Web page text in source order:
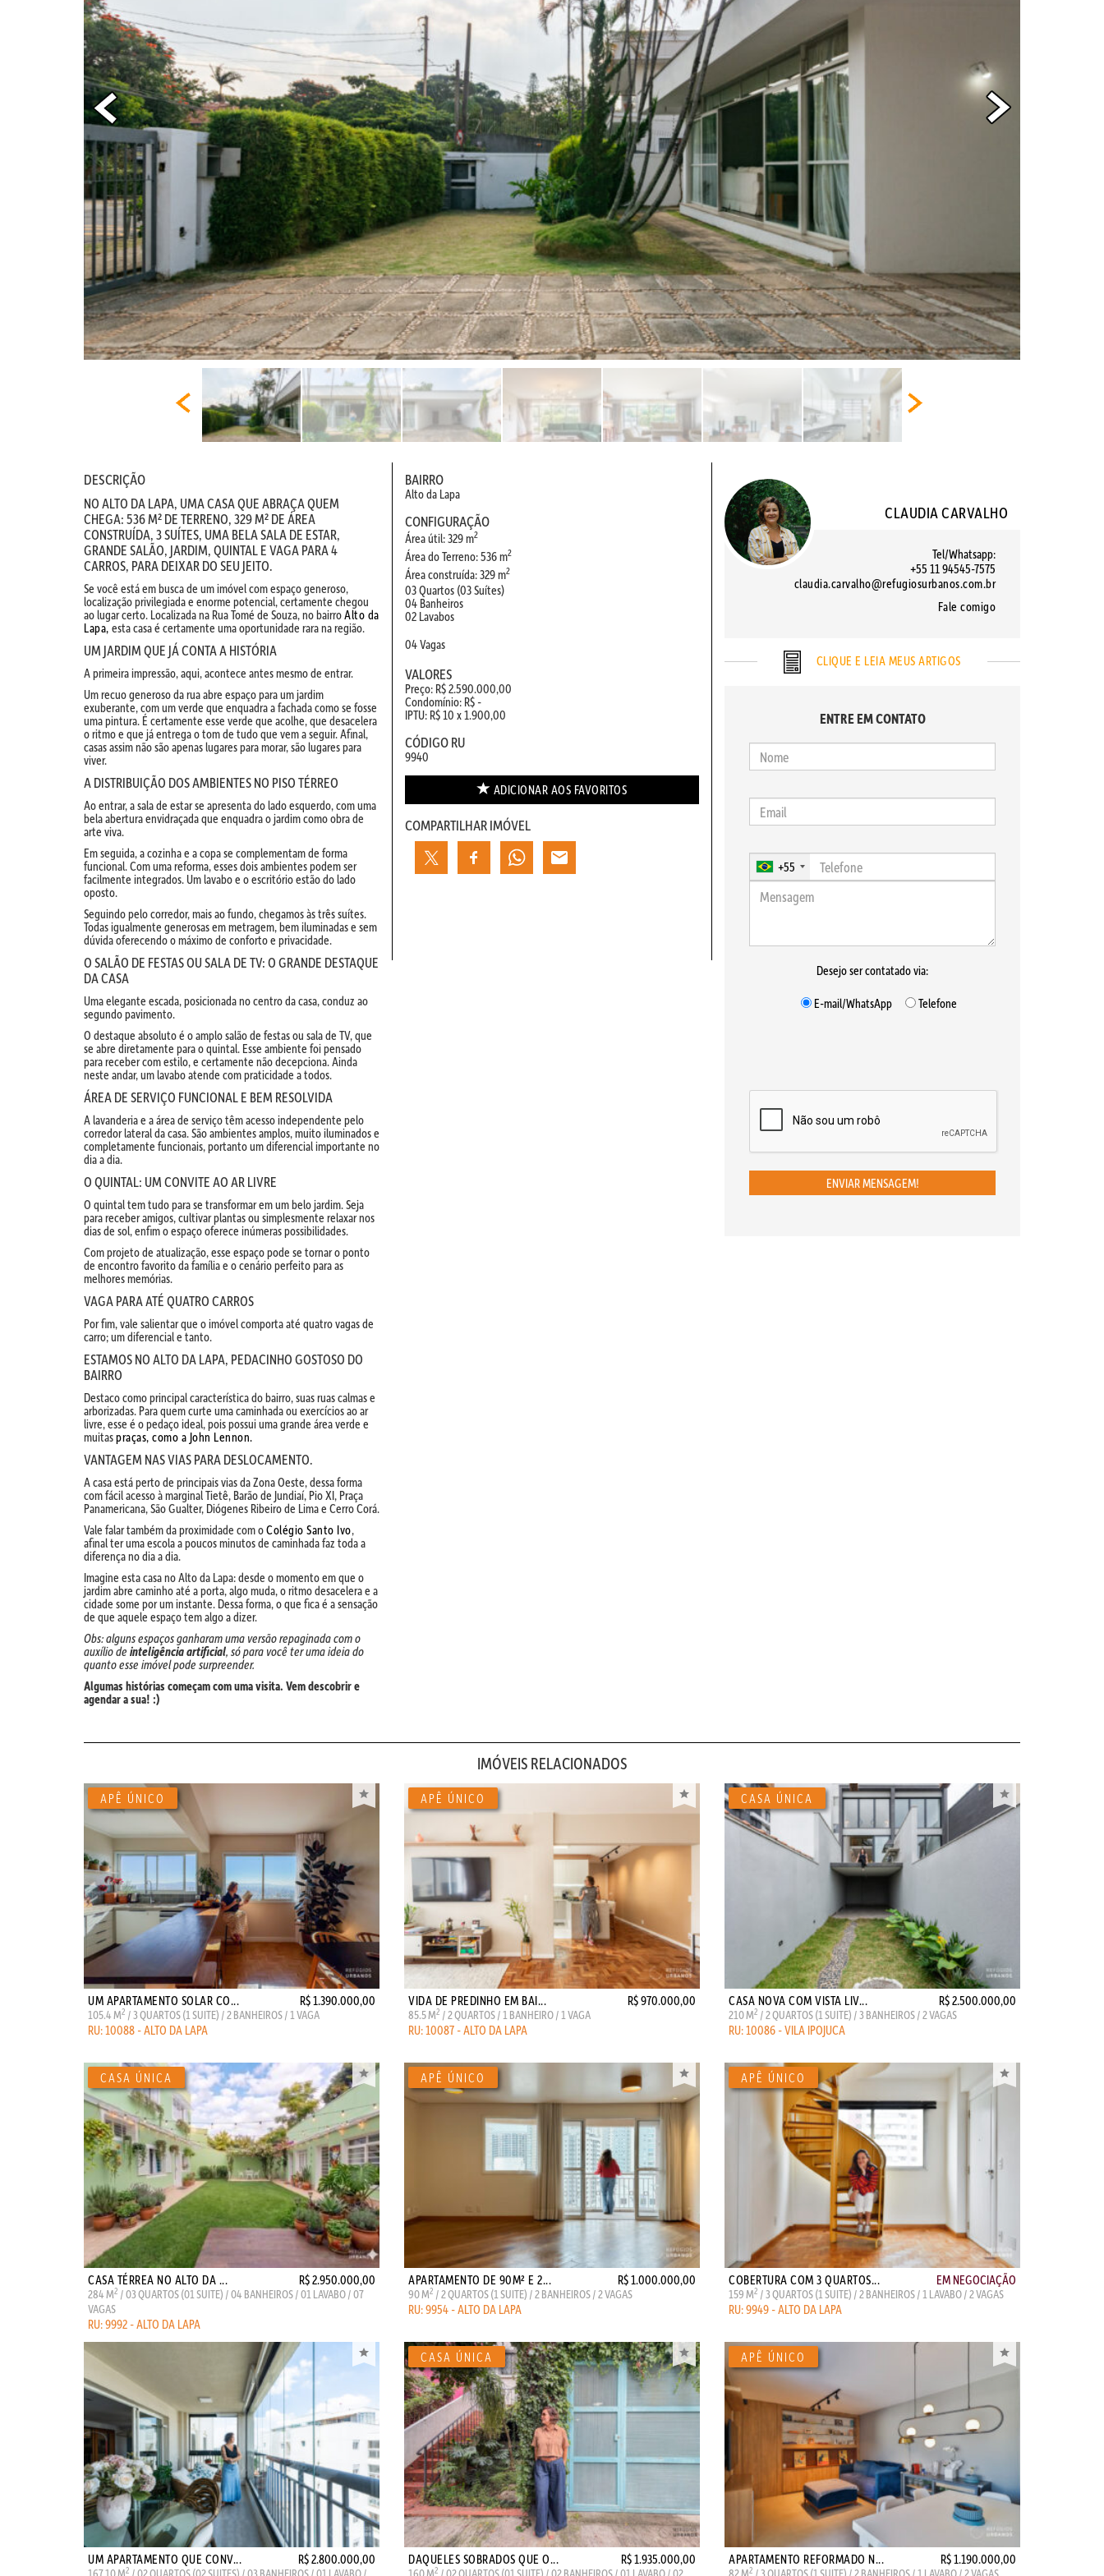
DESCRIÇÃO
NO ALTO DA LAPA, UMA CASA QUE ABRAÇA QUEM
CHEGA: 536 M² DE TERRENO, 329 M² DE ÁREA
CONSTRUÍDA, 3 SUÍTES, UMA BELA SALA DE ESTAR,
GRANDE SALÃO, JARDIM, QUINTAL E VAGA PARA 4
CARROS, PARA DEIXAR DO SEU JEITO.
Se você está em busca de um imóvel com espaço generoso,
localização privilegiada e enorme potencial, certamente chegou
ao lugar certo. Localizada na Rua Tomé de Souza, no bairroAlto da
Lapa, esta casa é certamente uma oportunidade rara na região.
UM JARDIM QUE JÁ CONTA A HISTÓRIA
A primeira impressão, aqui, acontece antes mesmo de entrar.
Um recuo generoso da rua abre espaço para um jardim
exuberante, com um verde que enquadra a fachada como se fosse
uma pintura. É certamente esse verde que acolhe, que desacelera
o ritmo e que já entrega o tom de tudo que vem a seguir. Afinal,
casas assim não são apenas lugares para morar, são lugares para
viver.
A DISTRIBUIÇÃO DOS AMBIENTES NO PISO TÉRREO
Ao entrar, a sala de estar se apresenta do lado esquerdo, com uma
bela abertura envidraçada que enquadra o jardim como obra de
arte viva.
Em seguida, a cozinha e a copa se complementam de forma
funcional. Com uma reforma, esses dois ambientes podem ser
facilmente integrados. Um lavabo e o escritório estão do lado
oposto.
Seguindo pelo corredor, mais ao fundo, chegamos às três suítes.
Todas igualmente generosas em metragem, bem iluminadas e sem
dúvida oferecendo o máximo de conforto e privacidade.
O SALÃO DE FESTAS OU SALA DE TV: O GRANDE DESTAQUE
DA CASA
Uma elegante escada, posicionada no centro da casa, conduz ao
segundo pavimento.
O destaque absoluto é o amplo salão de festas ou sala de TV, que
se abre diretamente para o quintal. Esse ambiente foi pensado
para receber com estilo, e certamente não decepciona. Ainda
neste andar, um lavabo atende com praticidade a todos.
ÁREA DE SERVIÇO FUNCIONAL E BEM RESOLVIDA
A lavanderia e a área de serviço têm acesso independente pelo
corredor lateral da casa. São ambientes amplos, muito iluminados e
completamente funcionais, portanto um diferencial importante no
dia a dia.
O QUINTAL: UM CONVITE AO AR LIVRE
O quintal tem tudo para se transformar em um belo jardim. Seja
para receber amigos, cultivar plantas ou simplesmente relaxar nos
dias de sol, enfim o espaço oferece inúmeras possibilidades.
Com projeto de atualização, esse espaço pode se tornar o ponto
de encontro favorito da família e o cenário perfeito para as
melhores memórias.
VAGA PARA ATÉ QUATRO CARROS
Por fim, vale salientar que o imóvel comporta até quatro vagas de
carro; um diferencial e tanto.
ESTAMOS NO ALTO DA LAPA, PEDACINHO GOSTOSO DO
BAIRRO
Destaco como principal característica do bairro, suas ruas calmas e
arborizadas. Para quem curte uma caminhada ou exercícios ao ar
livre, esse é o pedaço ideal, pois possui uma grande área verde e
muitaspraças, como a John Lennon.
VANTAGEM NAS VIAS PARA DESLOCAMENTO.
A casa está perto de principais vias da Zona Oeste, dessa forma
com fácil acesso à marginal Tietê, Barão de Jundiaí, Pio XI, Praça
Panamericana, São Gualter, Diógenes Ribeiro de Lima e Cerro Corá.
Vale falar também da proximidade com oColégio Santo Ivo,
afinal ter uma escola a poucos minutos de caminhada faz toda a
diferença no dia a dia.
Imagine esta casa no Alto da Lapa: desde o momento em que o
jardim abre caminho até a porta, algo muda, o ritmo desacelera e a
cidade some por um instante. Dessa forma, o que fica é a sensação
de que aquele espaço tem algo a dizer.
Obs: alguns espaços ganharam uma versão repaginada com o
auxílio de inteligência artificial, só para você ter uma ideia do
quanto esse imóvel pode surpreender.
Algumas histórias começam com uma visita. Vem descobrir e
agendar a sua! :)
BAIRRO
Alto da Lapa
CONFIGURAÇÃO
Área útil: 329 m2
Área do Terreno: 536 m2
Área construída: 329 m2
03 Quartos (03 Suítes)
04 Banheiros
02 Lavabos
04 Vagas
VALORES
Preço: R$ 2.590.000,00
Condomínio: R$ -
IPTU: R$ 10 x 1.900,00
CÓDIGO RU
9940
ADICIONAR AOS FAVORITOS
COMPARTILHAR IMÓVEL
CLAUDIA CARVALHO
Tel/Whatsapp:
+55 11 94545-7575
claudia.carvalho@refugiosurbanos.com.br
Fale comigo
CLIQUE E LEIA MEUS ARTIGOS
ENTRE EM CONTATO
+55
Desejo ser contatado via:
E-mail/WhatsApp
Telefone
ENVIAR MENSAGEM!
IMÓVEIS RELACIONADOS
UM APARTAMENTO SOLAR CO... R$ 1.390.000,00
105.4 M2 / 3 QUARTOS (1 SUITE) / 2 BANHEIROS / 1 VAGA
RU: 10088 - ALTO DA LAPA
VIDA DE PREDINHO EM BAI... R$ 970.000,00
85.5 M2 / 2 QUARTOS / 1 BANHEIRO / 1 VAGA
RU: 10087 - ALTO DA LAPA
CASA NOVA COM VISTA LIV... R$ 2.500.000,00
210 M2 / 2 QUARTOS (1 SUITE) / 3 BANHEIROS / 2 VAGAS
RU: 10086 - VILA IPOJUCA
CASA TÉRREA NO ALTO DA ... R$ 2.950.000,00
284 M2 / 03 QUARTOS (01 SUITE) / 04 BANHEIROS / 01 LAVABO / 07
VAGAS
RU: 9992 - ALTO DA LAPA
APARTAMENTO DE 90M² E 2... R$ 1.000.000,00
90 M2 / 2 QUARTOS (1 SUITE) / 2 BANHEIROS / 2 VAGAS
RU: 9954 - ALTO DA LAPA
COBERTURA COM 3 QUARTOS... EM NEGOCIAÇÃO
159 M2 / 3 QUARTOS (1 SUITE) / 2 BANHEIROS / 1 LAVABO / 2 VAGAS
RU: 9949 - ALTO DA LAPA
UM APARTAMENTO QUE CONV... R$ 2.800.000,00
2
DAQUELES SOBRADOS QUE O... R$ 1.935.000,00
2
APARTAMENTO REFORMADO N... R$ 1.190.000,00
2